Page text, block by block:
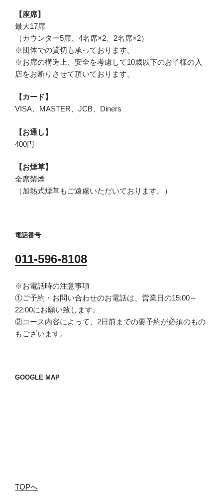
【座席】
最大17席
（カウンター5席、4名席×2、2名席×2）
※団体での貸切も承っております。
※お席の構造上、安全を考慮して10歳以下のお子様の入
店をお断りさせて頂いております。
【カード】
VISA、MASTER、JCB、Diners
【お通し】
400円
【お煙草】
全席禁煙
（加熱式煙草もご遠慮いただいております。）
電話番号
011-596-8108
※お電話時の注意事項
①ご予約・お問い合わせのお電話は、営業日の15:00～
22:00にお願い致します。
②コース内容によって、2日前までの要予約が必須のもの
もございます。
GOOGLE MAP
TOPへ